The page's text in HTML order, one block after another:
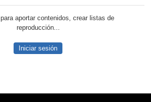
aportar contenidos, crear listas de
reproducción...
Iniciar sesión